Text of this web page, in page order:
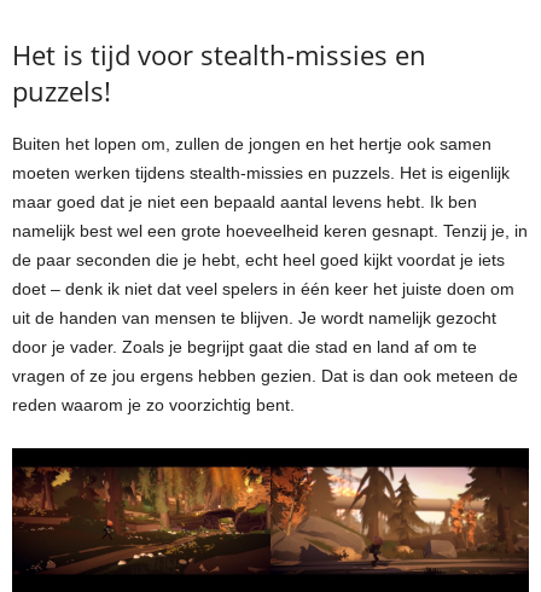
Het is tijd voor stealth-missies en
puzzels!
Buiten het lopen om, zullen de jongen en het hertje ook samen
moeten werken tijdens stealth-missies en puzzels. Het is eigenlijk
maar goed dat je niet een bepaald aantal levens hebt. Ik ben
namelijk best wel een grote hoeveelheid keren gesnapt. Tenzij je, in
de paar seconden die je hebt, echt heel goed kijkt voordat je iets
doet – denk ik niet dat veel spelers in één keer het juiste doen om
uit de handen van mensen te blijven. Je wordt namelijk gezocht
door je vader. Zoals je begrijpt gaat die stad en land af om te
vragen of ze jou ergens hebben gezien. Dat is dan ook meteen de
reden waarom je zo voorzichtig bent.